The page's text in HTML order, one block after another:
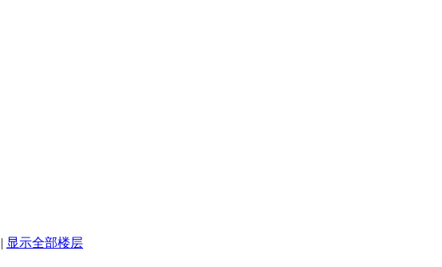
| 显示全部楼层